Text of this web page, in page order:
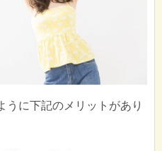
うに下記のメリットがあり